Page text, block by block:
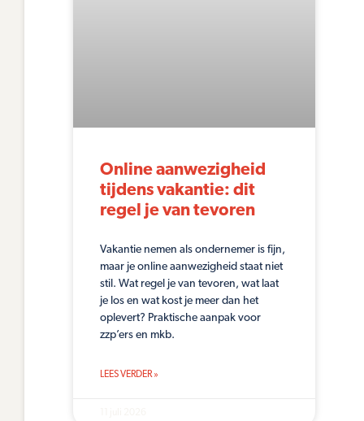
Online aanwezigheid
tijdens vakantie: dit
regel je van tevoren
Vakantie nemen als ondernemer is fijn,
maar je online aanwezigheid staat niet
stil. Wat regel je van tevoren, wat laat
je los en wat kost je meer dan het
oplevert? Praktische aanpak voor
zzp’ers en mkb.
LEES VERDER »